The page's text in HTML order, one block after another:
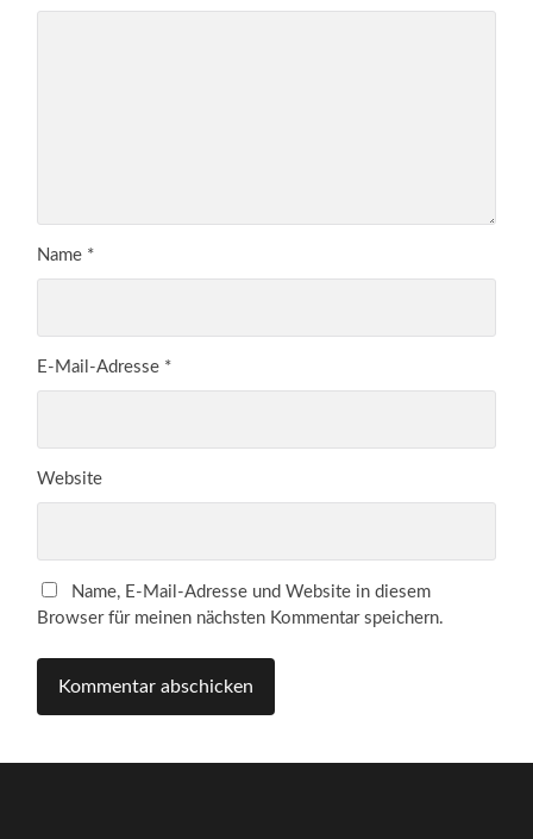
Name *
E-Mail-Adresse *
Website
Name, E-Mail-Adresse und Website in diesem
Browser für meinen nächsten Kommentar speichern.